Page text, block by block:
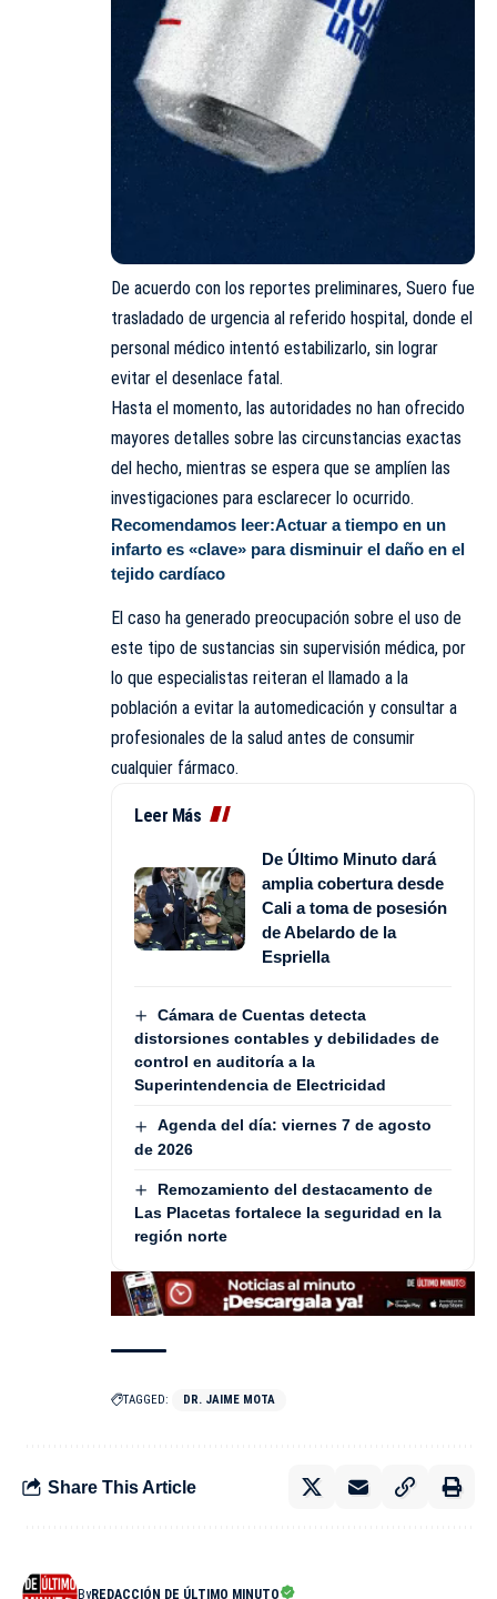
De acuerdo con los reportes preliminares, Suero fue
trasladado de urgencia al referido hospital, donde el
personal médico intentó estabilizarlo, sin lograr
evitar el desenlace fatal.
Hasta el momento, las autoridades no han ofrecido
mayores detalles sobre las circunstancias exactas
del hecho, mientras se espera que se amplíen las
investigaciones para esclarecer lo ocurrido.
Recomendamos leer:Actuar a tiempo en un
infarto es «clave» para disminuir el daño en el
tejido cardíaco
El caso ha generado preocupación sobre el uso de
este tipo de sustancias sin supervisión médica, por
lo que especialistas reiteran el llamado a la
población a evitar la automedicación y consultar a
profesionales de la salud antes de consumir
cualquier fármaco.
Leer Más
De Último Minuto dará
amplia cobertura desde
Cali a toma de posesión
de Abelardo de la
Espriella
Cámara de Cuentas detecta
distorsiones contables y debilidades de
control en auditoría a la
Superintendencia de Electricidad
Agenda del día: viernes 7 de agosto
de 2026
Remozamiento del destacamento de
Las Placetas fortalece la seguridad en la
región norte
TAGGED: DR. JAIME MOTA
Share This Article
ByREDACCIÓN DE ÚLTIMO MINUTO